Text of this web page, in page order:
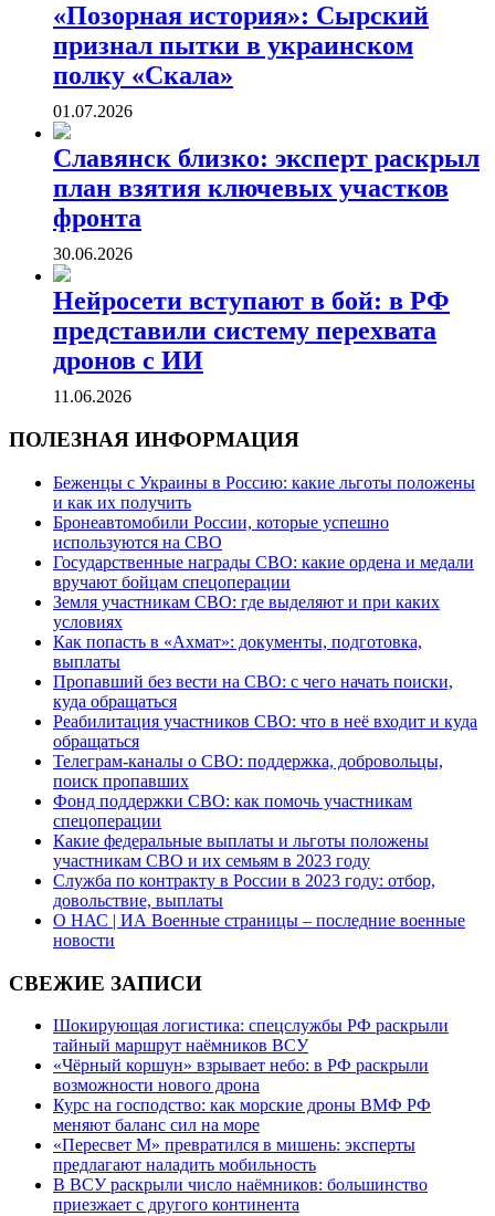
«Позорная история»: Сырский
признал пытки в украинском
полку «Скала»
01.07.2026
Славянск близко: эксперт раскрыл
план взятия ключевых участков
фронта
30.06.2026
Нейросети вступают в бой: в РФ
представили систему перехвата
дронов с ИИ
11.06.2026
ПОЛЕЗНАЯ ИНФОРМАЦИЯ
Беженцы с Украины в Россию: какие льготы положены
и как их получить
Бронеавтомобили России, которые успешно
используются на СВО
Государственные награды СВО: какие ордена и медали
вручают бойцам спецоперации
Земля участникам СВО: где выделяют и при каких
условиях
Как попасть в «Ахмат»: документы, подготовка,
выплаты
Пропавший без вести на СВО: с чего начать поиски,
куда обращаться
Реабилитация участников СВО: что в неё входит и куда
обращаться
Телеграм-каналы о СВО: поддержка, добровольцы,
поиск пропавших
Фонд поддержки СВО: как помочь участникам
спецоперации
Какие федеральные выплаты и льготы положены
участникам СВО и их семьям в 2023 году
Служба по контракту в России в 2023 году: отбор,
довольствие, выплаты
О НАС | ИА Военные страницы – последние военные
новости
СВЕЖИЕ ЗАПИСИ
Шокирующая логистика: спецслужбы РФ раскрыли
тайный маршрут наёмников ВСУ
«Чёрный коршун» взрывает небо: в РФ раскрыли
возможности нового дрона
Курс на господство: как морские дроны ВМФ РФ
меняют баланс сил на море
«Пересвет М» превратился в мишень: эксперты
предлагают наладить мобильность
В ВСУ раскрыли число наёмников: большинство
приезжает с другого континента